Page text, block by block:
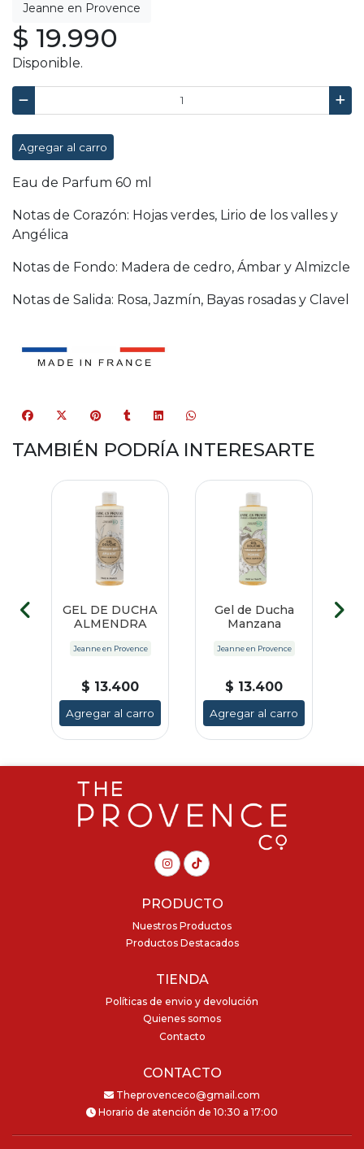
$ 19.990
Disponible.
Agregar al carro
Eau de Parfum 60 ml
Notas de Corazón: Hojas verdes, Lirio de los valles y
Angélica
Notas de Fondo: Madera de cedro, Ámbar y Almizcle
Notas de Salida: Rosa, Jazmín, Bayas rosadas y Clavel
TAMBIÉN PODRÍA INTERESARTE
GEL DE DUCHA
ALMENDRA
Jeanne en Provence
$ 13.400
Agregar al carro
Gel de Ducha
Manzana
Jeanne en Provence
$ 13.400
Agregar al carro
PRODUCTO
Nuestros Productos
Productos Destacados
TIENDA
Políticas de envio y devolución
Quienes somos
Contacto
CONTACTO
Theprovenceco@gmail.com
Horario de atención de 10:30 a 17:00